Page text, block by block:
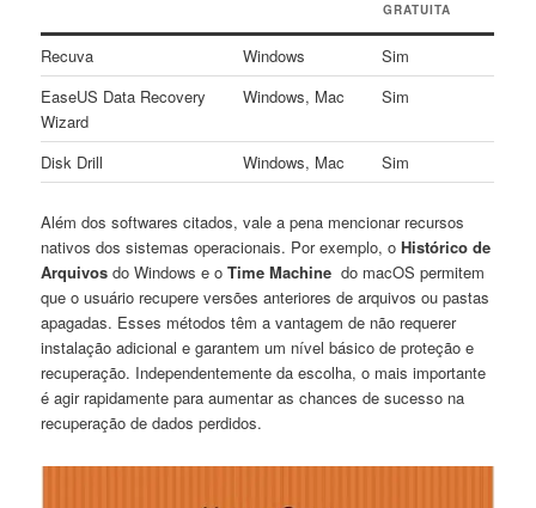
⁤GRATUITA
Recuva Windows
Sim
EaseUS Data ⁤Recovery
Wizard
Windows, Mac Sim
Disk Drill Windows, Mac Sim
Além‌ dos softwares citados, vale a pena​ mencionar recursos
nativos dos ​sistemas⁣ operacionais. Por‌ exemplo, oHistórico de
Arquivos do⁤ Windows e ​o​Time Machine ‍ do ⁣macOS permitem
‌que o usuário recupere versões anteriores de arquivos⁣ ou pastas
apagadas.‍ Esses métodos‍ têm a ‌vantagem⁤ de não requerer
instalação adicional e garantem um nível básico de proteção e
recuperação. Independentemente ⁣da escolha, o mais importante ​
é agir rapidamente para ‍aumentar​ as chances de sucesso na
recuperação​ de dados perdidos.